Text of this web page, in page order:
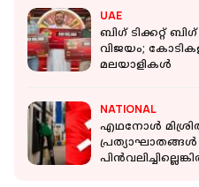
UAE
ബിഗ് ടിക്കറ്റ്
വിജയം;
മലയാളികൾ
NATIONAL
എഥനോൾ